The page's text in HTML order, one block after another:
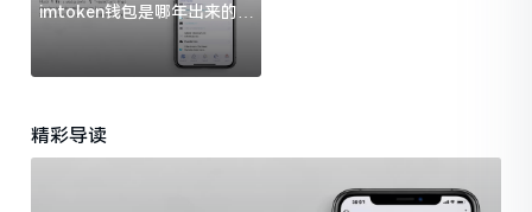
imtoken钱包是哪年出来的？
一文给你说清楚
精彩导读